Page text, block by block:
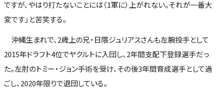
ですが、やはり打たないことには（1軍に）上がれない。それが一番大
変です」と苦笑する。
沖縄生まれで、2歳上の兄・日隈ジュリアスさんも左腕投手として
2015年ドラフト4位でヤクルトに入団し、2年間支配下登録選手だっ
た。左肘のトミー・ジョン手術を受け、その後3年間育成選手として過
ごし、2020年限りで退団している。